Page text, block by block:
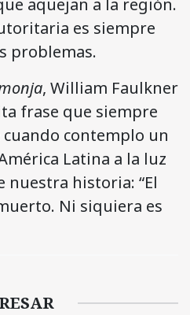
aquejan a la región.
es siempre
problemas.
, William Faulkner
frase que siempre
contemplo un
Latina a la luz
historia: “El
Ni siquiera es